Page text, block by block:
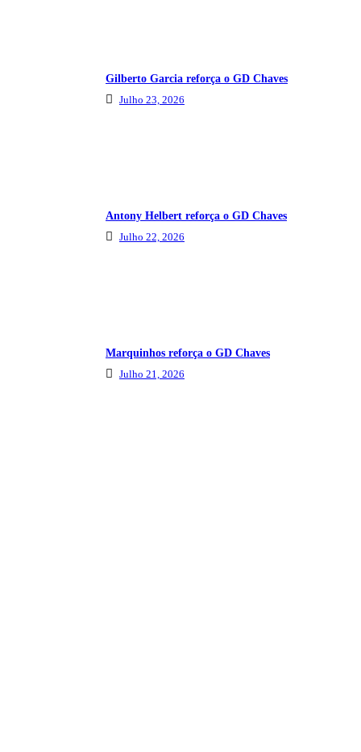
Gilberto Garcia reforça o GD Chaves
Julho 23, 2026
Antony Helbert reforça o GD Chaves
Julho 22, 2026
Marquinhos reforça o GD Chaves
Julho 21, 2026